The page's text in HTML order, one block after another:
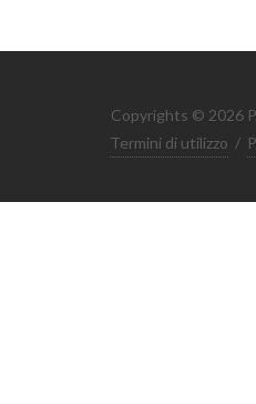
Copyrights © 2026
Termini di utilizzo /